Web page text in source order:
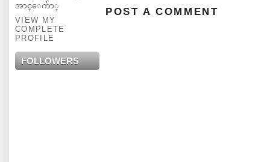
အာင္ေက်ာ္
VIEW MY
COMPLETE
PROFILE
FOLLOWERS
POST A COMMENT